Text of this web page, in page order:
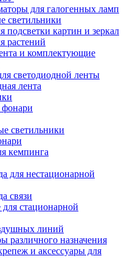
для галогенных ламп
светильники
подсветки картин и зеркал
растений
и комплектующие
светодиодной ленты
лента
светильники
кемпинга
для нестационарной
связи
стационарной
линий
различного назначения
и аксессуары для